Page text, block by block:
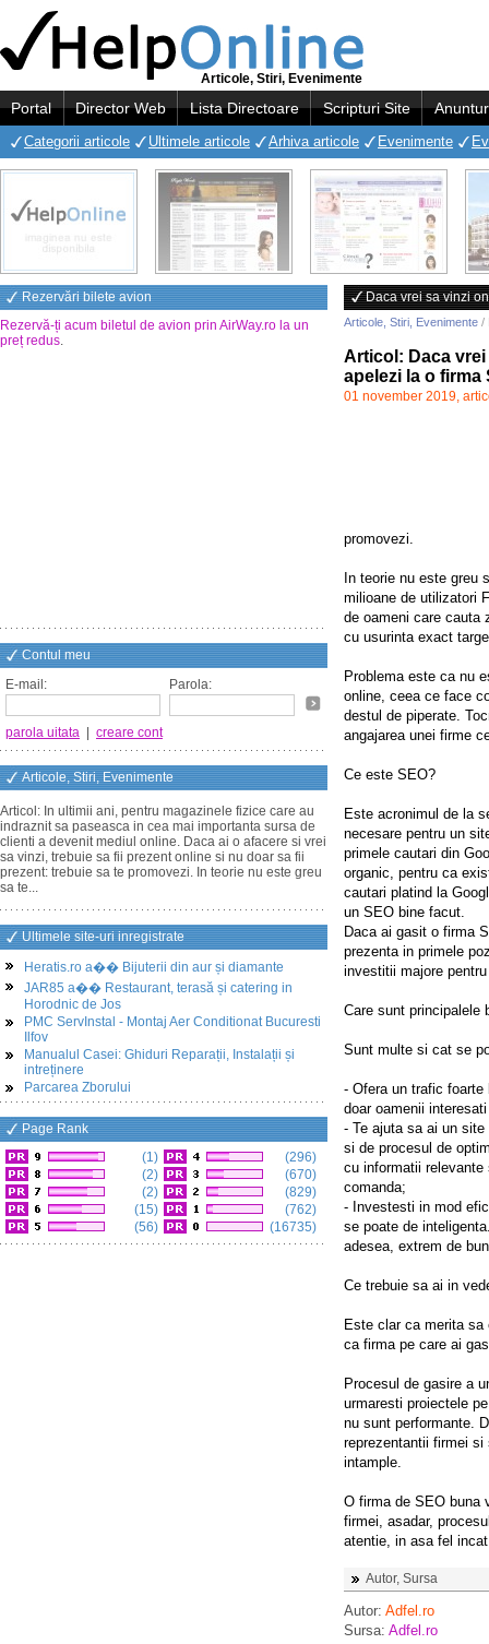
Articole, Stiri, Evenimente
Portal Director Web Lista Directoare Scripturi Site
Categorii articole Ultimele articole Arhiva articole Evenimente
Rezervări bilete avion
Rezervă-ți acum biletul de avion prin AirWay.ro la un
preț redus.
Contul meu
E-mail:
Parola:
parola uitata creare cont
Articole, Stiri, Evenimente
Articol: In ultimii ani, pentru magazinele fizice care au
indraznit sa paseasca in cea mai importanta sursa de
clienti a devenit mediul online. Daca ai o afacere si vrei
sa vinzi, trebuie sa fii prezent online si nu doar sa fii
prezent: trebuie sa te promovezi. In teorie nu este greu
sa te...
Ultimele site-uri inregistrate
Heratis.ro a�� Bijuterii din aur și diamante
JAR85 a�� Restaurant, terasă și catering in
Horodnic de Jos
PMC ServInstal - Montaj Aer Conditionat Bucuresti
Ilfov
Manualul Casei: Ghiduri Reparații, Instalații și
intreținere
Parcarea Zborului
Page Rank
(1)
(2)
(2)
(15)
(56)
(296)
(670)
(829)
(762)
(16735)
Daca vrei sa vinzi
Articole, Stiri, Evenimente /
Articol: Daca
apelezi la o firma
01 november 2019,
promovezi.
In teorie nu este greu
milioane de utilizatori
de oameni care cauta
cu usurinta exact
Problema este ca nu
online, ceea ce face
destul de piperate.
angajarea unei firme
Ce este SEO?
Este acronimul de la
necesare pentru un
primele cautari din
organic, pentru ca
cautari platind la
un SEO bine facut.
Daca ai gasit o firma
prezenta in primele
investitii majore
Care sunt principalele
Sunt multe si cat se
- Ofera un trafic
doar oamenii
- Te ajuta sa ai un
si de procesul de
cu informatii
comanda;
- Investesti in mod
se poate de
adesea, extrem de
Ce trebuie sa ai in
Este clar ca merita
ca firma pe care ai
Procesul de gasire a
urmaresti proiectele
nu sunt performante.
reprezentantii firmei
intample.
O firma de SEO buna
firmei, asadar,
atentie, in asa fel
Autor, Sursa
Autor: Adfel.ro
Sursa: Adfel.ro